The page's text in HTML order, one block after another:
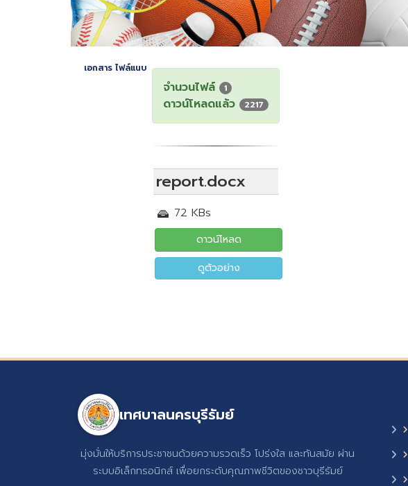
เอกสาร ไฟล์แนบ
จำนวนไฟล์ 1
ดาวน์โหลดแล้ว 2217
report.docx
72 KBs
ดาวน์โหลด
ดูตัวอย่าง
เทศบาลนครบุรีรัมย์
มุ่งมั่นให้บริการประชาชนด้วยความรวดเร็ว โปร่งใส และทันสมัย ผ่าน
ระบบอิเล็กทรอนิกส์ เพื่อยกระดับคุณภาพชีวิตของชาวบุรีรัมย์